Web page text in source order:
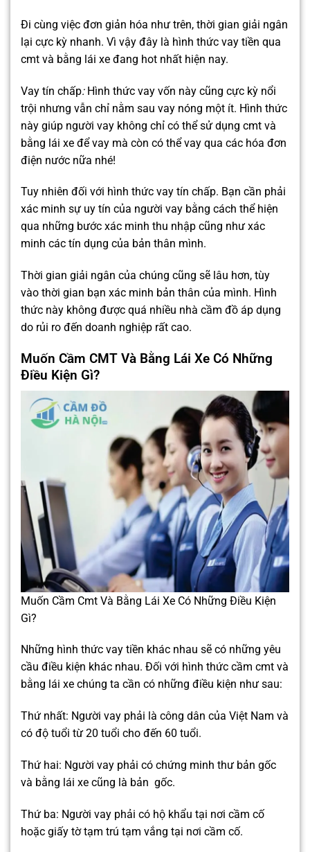
Đi cùng việc đơn giản hóa như trên, thời gian giải ngân
lại cực kỳ nhanh. Vì vậy đây là hình thức vay tiền qua
cmt và bằng lái xe đang hot nhất hiện nay.
Vay tín chấp: Hình thức vay vốn này cũng cực kỳ nổi
trội nhưng vẫn chỉ nằm sau vay nóng một ít. Hình thức
này giúp người vay không chỉ có thể sử dụng cmt và
bằng lái xe để vay mà còn có thể vay qua các hóa đơn
điện nước nữa nhé!
Tuy nhiên đối với hình thức vay tín chấp. Bạn cần phải
xác minh sự uy tín của người vay bằng cách thể hiện
qua những bước xác minh thu nhập cũng như xác
minh các tín dụng của bản thân mình.
Thời gian giải ngân của chúng cũng sẽ lâu hơn, tùy
vào thời gian bạn xác minh bản thân của mình. Hình
thức này không được quá nhiều nhà cầm đồ áp dụng
do rủi ro đến doanh nghiệp rất cao.
Muốn Cầm CMT Và Bằng Lái Xe Có Những
Điều Kiện Gì?
Muốn Cầm Cmt Và Bằng Lái Xe Có Những Điều Kiện
Gì?
Những hình thức vay tiền khác nhau sẽ có những yêu
cầu điều kiện khác nhau. Đối với hình thức cầm cmt và
bằng lái xe chúng ta cần có những điều kiện như sau:
Thứ nhất: Người vay phải là công dân của Việt Nam và
có độ tuổi từ 20 tuổi cho đến 60 tuổi.
Thứ hai: Người vay phải có chứng minh thư bản gốc
và bằng lái xe cũng là bản gốc.
Thứ ba: Người vay phải có hộ khẩu tại nơi cầm cố
hoặc giấy tờ tạm trú tạm vắng tại nơi cầm cố.